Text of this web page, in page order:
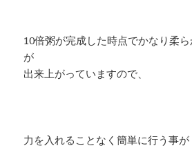
10倍粥が完成した時点でかなり柔
が
出来上がっていますので、
力を入れることなく簡単に行う事が